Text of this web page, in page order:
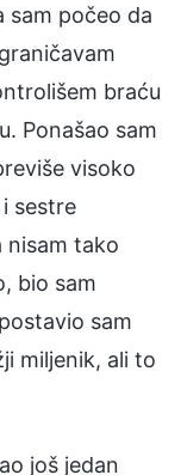
sam počeo da
braću
Ponašao sam
visoko
sestre
nisam tako
bio sam
sam
miljenik, ali to
još jedan